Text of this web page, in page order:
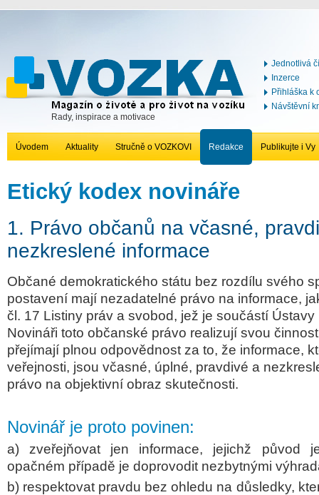
Rady, inspirace a motivace
Jednotlivá
Inzerce
Přihláška k
Návštěvní
Úvodem Aktuality Stručně o VOZKOVI Redakce Publikujte i Vy
Etický kodex novináře
1. Právo občanů na včasné,
nezkreslené informace
Občané demokratického státu bez rozdílu svého
postavení mají nezadatelné právo na informace,
čl. 17 Listiny práv a svobod, jež je součástí
Novináři toto občanské právo realizují svou
přejímají plnou odpovědnost za to, že informace,
veřejnosti, jsou včasné, úplné, pravdivé a
právo na objektivní obraz skutečnosti.
Novinář je proto povinen:
a) zveřejňovat jen informace, jejichž původ
opačném případě je doprovodit nezbytnými
b) respektovat pravdu bez ohledu na důsledky,